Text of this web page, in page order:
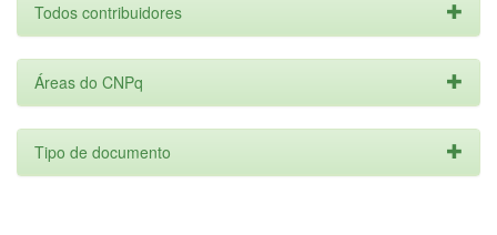
Todos contribuidores
Áreas do CNPq
Tipo de documento